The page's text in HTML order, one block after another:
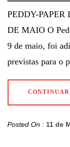
PEDDY-
DE MAIO O
9 de maio, foi
previstas para o
Posted On : 11 de